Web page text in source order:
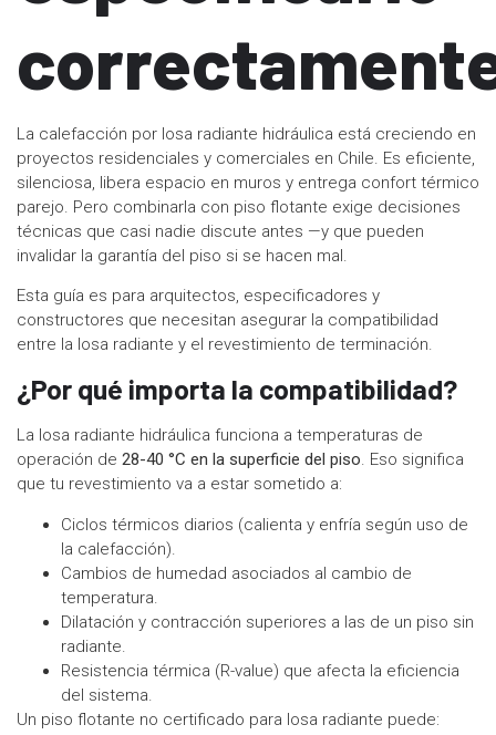
La calefacción por losa radiante hidráulica está creciendo en
proyectos residenciales y comerciales en Chile. Es eficiente,
silenciosa, libera espacio en muros y entrega confort térmico
parejo. Pero combinarla con piso flotante exige decisiones
técnicas que casi nadie discute antes —y que pueden
invalidar la garantía del piso si se hacen mal.
Esta guía es para arquitectos, especificadores y
constructores que necesitan asegurar la compatibilidad
entre la losa radiante y el revestimiento de terminación.
¿Por qué importa la compatibilidad?
La losa radiante hidráulica funciona a temperaturas de
operación de 28-40 °C en la superficie del piso. Eso significa
que tu revestimiento va a estar sometido a:
Ciclos térmicos diarios (calienta y enfría según uso de
la calefacción).
Cambios de humedad asociados al cambio de
temperatura.
Dilatación y contracción superiores a las de un piso sin
radiante.
Resistencia térmica (R-value) que afecta la eficiencia
del sistema.
Un piso flotante no certificado para losa radiante puede: